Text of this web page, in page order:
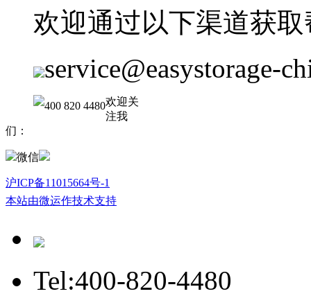
欢迎通过以下渠道获
service@easystorage-
400 820 4480欢迎关
注我
们：
微信
沪ICP备11015664号-1
本站由微运作技术支持
Tel:400-820-4480